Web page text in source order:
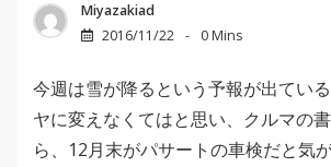
Miyazakiad
2016/11/22
0 Mins
今週は雪が降るという予報が出てい
ヤに変えなくてはと思い、クルマの
ら、12月末がパサートの車検だと気